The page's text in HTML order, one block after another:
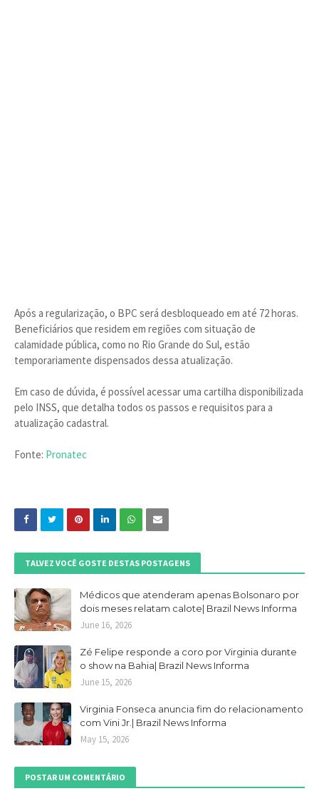
Após a regularização, o BPC será desbloqueado em até 72 horas.
Beneficiários que residem em regiões com situação de
calamidade pública, como no Rio Grande do Sul, estão
temporariamente dispensados dessa atualização.
Em caso de dúvida, é possível acessar uma cartilha disponibilizada
pelo INSS, que detalha todos os passos e requisitos para a
atualização cadastral.
Fonte: Pronatec
TALVEZ VOCÊ GOSTE DESTAS POSTAGENS
Médicos que atenderam apenas Bolsonaro por
dois meses relatam calote| Brazil News Informa
June 16, 2026
Zé Felipe responde a coro por Virginia durante
o show na Bahia| Brazil News Informa
June 15, 2026
Virginia Fonseca anuncia fim do relacionamento
com Vini Jr.| Brazil News Informa
May 15, 2026
POSTAR UM COMENTÁRIO